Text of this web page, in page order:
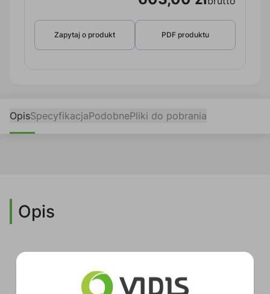
Zapytaj o produkt PDF produktu
OpisSpecyfikacjaPodobnePliki do pobrania
Opis
głośnikowych ze skręconymi przewodami i gładką,